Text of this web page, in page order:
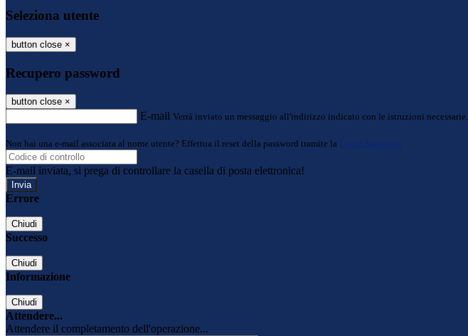
Seleziona utente
button close ×
Recupero password
button close ×
E-mail Verrà inviato un messaggio all'indirizzo indicato con le istruzioni necessarie.
Non hai una e-mail associata al nome utente? Effettua il reset della password tramite la Login Spaggiari
E-mail inviata, si prega di controllare la casella di posta elettronica!
Errore
Chiudi
Successo
Chiudi
Informazione
Chiudi
Attendere...
Attendere il completamento dell'operazione...